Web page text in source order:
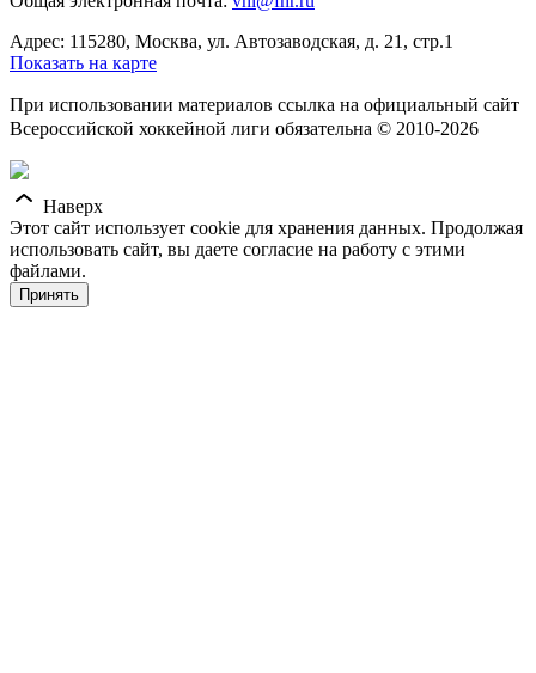
Адрес: 115280, Москва, ул. Автозаводская, д. 21, стр.1
Показать на карте
При использовании материалов ссылка на официальный сайт
Всероссийской хоккейной лиги обязательна © 2010-2026
Наверх
Этот сайт использует cookie для хранения данных. Продолжая
использовать сайт, вы даете согласие на работу с этими
файлами.
Принять